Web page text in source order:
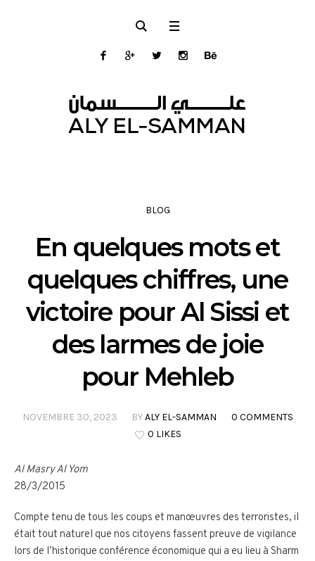
BLOG
En quelques mots et
quelques chiffres, une
victoire pour Al Sissi et
des larmes de joie
pour Mehleb
NOVEMBRE 30, 2023 BYALY EL-SAMMAN
0 COMMENTS
0 LIKES
Al Masry Al Yom
28/3/2015
Compte tenu de tous les coups et manœuvres des terroristes, il
était tout naturel que nos citoyens fassent preuve de vigilance
lors de l’historique conférence économique qui a eu lieu à Sharm